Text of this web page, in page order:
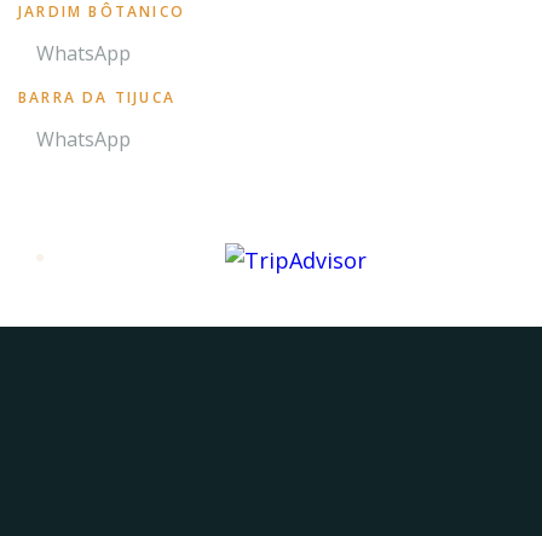
JARDIM BÔTANICO
WhatsApp
BARRA DA TIJUCA
WhatsApp